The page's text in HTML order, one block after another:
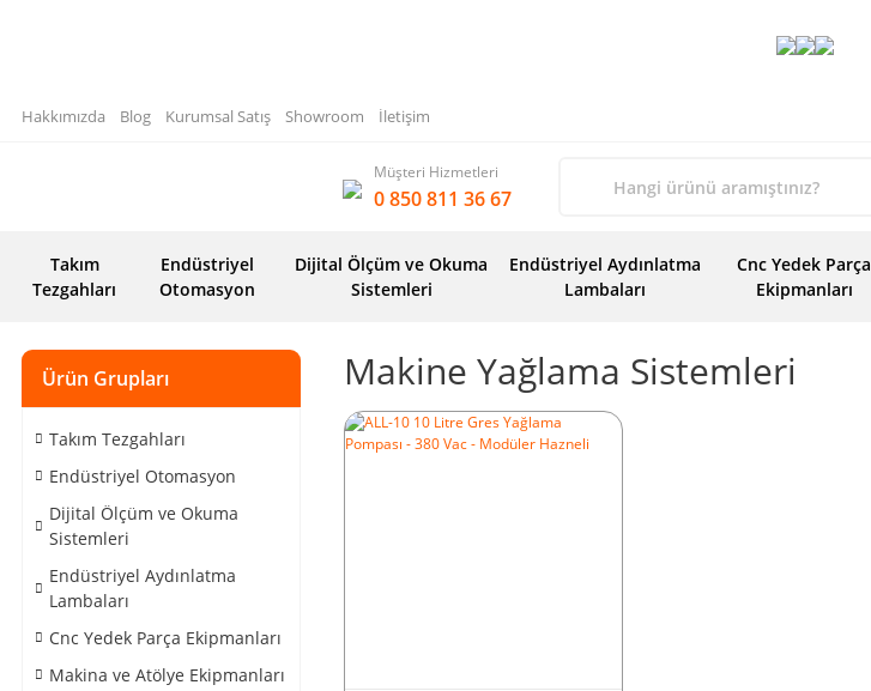
Hakkımızda Blog Kurumsal Satış Showroom İletişim
Müşteri Hizmetleri
0 850 811 36 67
Takım
Tezgahları
Endüstriyel
Otomasyon
Dijital Ölçüm ve Okuma
Sistemleri
Endüstriyel Aydınlatma
Lambaları
Cnc Yedek Parça
Ekipmanları
Ürün Grupları
Takım Tezgahları
Endüstriyel Otomasyon
Dijital Ölçüm ve Okuma
Sistemleri
Endüstriyel Aydınlatma
Lambaları
Cnc Yedek Parça Ekipmanları
Makina ve Atölye Ekipmanları
Makine Yağlama Sistemleri